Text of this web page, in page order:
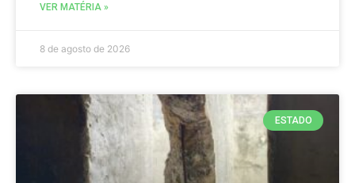
VER MATÉRIA »
8 de agosto de 2026
ESTADO